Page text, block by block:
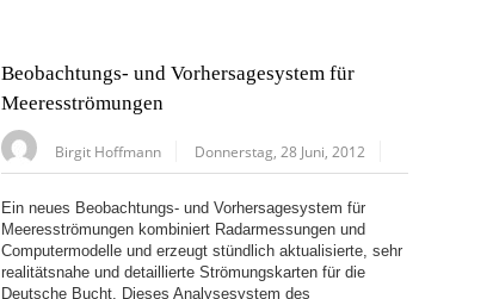
Beobachtungs- und Vorhersagesystem für
Meeresströmungen
Birgit Hoffmann Donnerstag, 28 Juni, 2012
Ein neues Beobachtungs- und Vorhersagesystem für
Meeresströmungen kombiniert Radarmessungen und
Computermodelle und erzeugt stündlich aktualisierte, sehr
realitätsnahe und detaillierte Strömungskarten für die
Deutsche Bucht. Dieses Analysesystem des